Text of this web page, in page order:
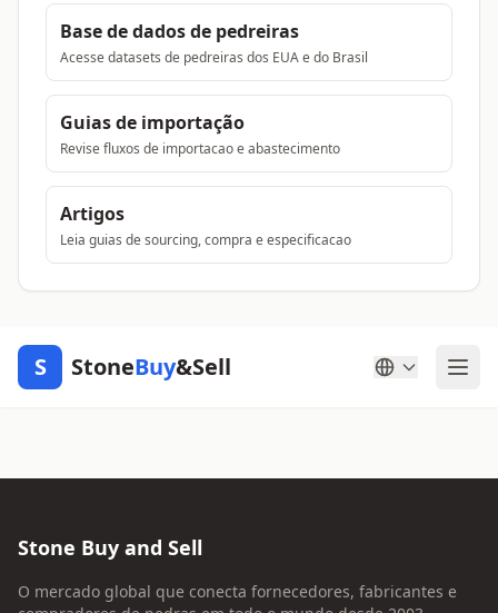
Base de dados de pedreiras
Acesse datasets de pedreiras dos EUA e do Brasil
Guias de importação
Revise fluxos de importacao e abastecimento
Artigos
Leia guias de sourcing, compra e especificacao
S StoneBuy&Sell
Stone Buy and Sell
O mercado global que conecta fornecedores, fabricantes e